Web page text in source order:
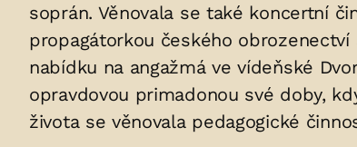
hrobu:
soprán. Věnovala se také koncertní
propagátorkou českého
nabídku na angažmá ve vídeňské
opravdovou primadonou své doby,
života se věnovala pedagogické